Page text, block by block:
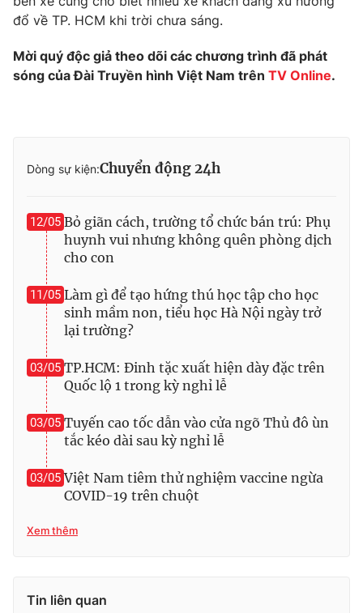
Giải sao mai
Sao
Làm đẹp
Chất lượng cuộc sống
Học trực tuyến
Công nghệ
Hitech Công nghệ tương lai
Tư vấn
Emagazine Podcast
Photo
Video Shorts video
VTV Money VTV Thể thao
VTV Sức khoẻ Bất động sản
Thị trường 24h
Liên hệ tòa soạn
đổ về TP. HCM khi trời chưa sáng.
Mời quý độc giả theo dõi các chương trình đã phát
sóng của Đài Truyền hình Việt Nam trên TV Online.
Dòng sự kiện:Chuyển động 24h
12/05 Bỏ giãn cách, trường tổ chức bán trú: Phụ
huynh vui nhưng không quên phòng dịch
cho con
11/05 Làm gì để tạo hứng thú học tập cho học
sinh mầm non, tiểu học Hà Nội ngày trở
lại trường?
03/05 TP.HCM: Đinh tặc xuất hiện dày đặc trên
Quốc lộ 1 trong kỳ nghỉ lễ
03/05 Tuyến cao tốc dẫn vào cửa ngõ Thủ đô ùn
tắc kéo dài sau kỳ nghỉ lễ
03/05 Việt Nam tiêm thử nghiệm vaccine ngừa
COVID-19 trên chuột
Xem thêm
Tin liên quan